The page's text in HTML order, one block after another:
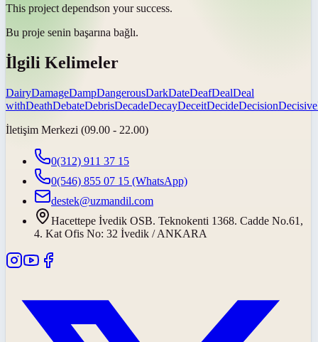
This project dependson your success.
Bu proje senin başarına bağlı.
İlgili Kelimeler
DairyDamageDampDangerousDarkDateDeafDealDeal
withDeathDebateDebrisDecadeDecayDeceitDecideDecisionDecisive
İletişim Merkezi (09.00 - 22.00)
0(312) 911 37 15
0(546) 855 07 15 (WhatsApp)
destek@uzmandil.com
Hacettepe İvedik OSB. Teknokenti 1368. Cadde No.61,
4. Kat Ofis No: 32 İvedik / ANKARA